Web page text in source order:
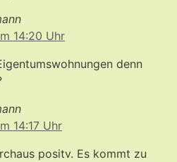
14:20 Uhr
denn
14:17 Uhr
positv. Es kommt zu